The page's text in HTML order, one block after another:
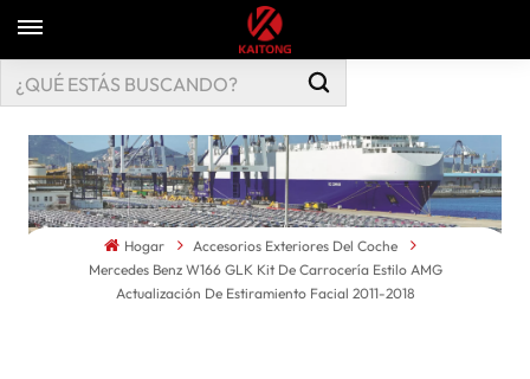
Hogar
Accesorios Exteriores Del Coche
Mercedes Benz W166 GLK Kit De Carrocería Estilo AMG
Actualización De Estiramiento Facial 2011-2018